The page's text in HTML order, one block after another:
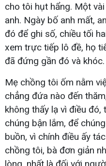
cho tôi hụt hẩng. Một
anh. Ngày bố anh mất,
đó để ghi số, chiều tối
xem trực tiếp lô đề, họ
đã đứng gần đó và khóc.
Mẹ chồng tôi ốm nằm
chẳng đứa nào đến
không thấy lạ vì điều đó,
chúng bận lắm, để
buồn, vì chính điều ấy
chồng tôi, bà đơn giản
lòng, nhất là đối với